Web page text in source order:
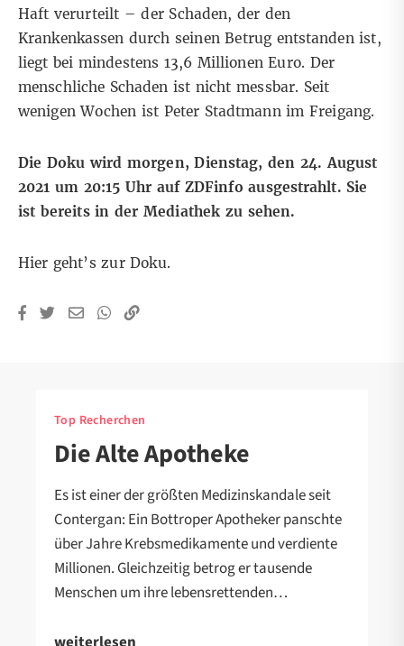
Haft verurteilt – der Schaden, der den
Krankenkassen durch seinen Betrug entstanden ist,
liegt bei mindestens 13,6 Millionen Euro. Der
menschliche Schaden ist nicht messbar. Seit
wenigen Wochen ist Peter Stadtmann im Freigang.
Die Doku wird morgen, Dienstag, den 24. August
2021 um 20:15 Uhr auf ZDFinfo ausgestrahlt. Sie
ist bereits in der Mediathek zu sehen.
Hier geht’s zur Doku.
Top Recherchen
Die Alte Apotheke
Es ist einer der größten Medizinskandale seit
Contergan: Ein Bottroper Apotheker panschte
über Jahre Krebsmedikamente und verdiente
Millionen. Gleichzeitig betrog er tausende
Menschen um ihre lebensrettenden…